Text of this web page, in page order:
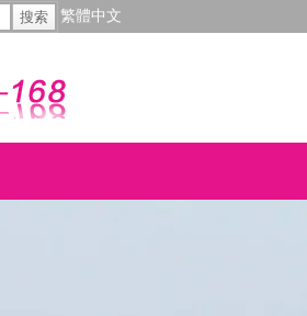
繁體中文